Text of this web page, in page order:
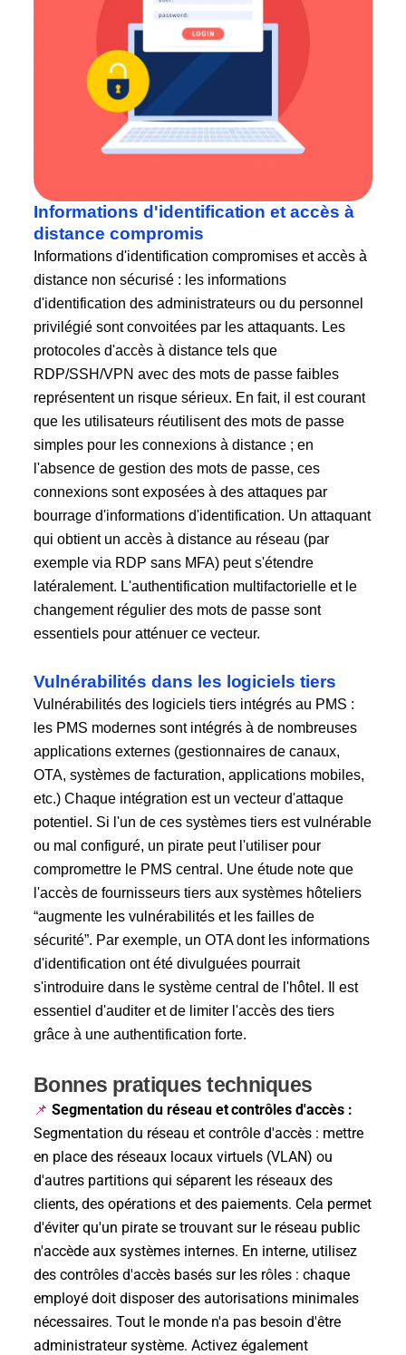
Informations d'identification et accès à
distance compromis
Informations d'identification compromises et accès à
distance non sécurisé : les informations
d'identification des administrateurs ou du personnel
privilégié sont convoitées par les attaquants. Les
protocoles d'accès à distance tels que
RDP/SSH/VPN avec des mots de passe faibles
représentent un risque sérieux. En fait, il est courant
que les utilisateurs réutilisent des mots de passe
simples pour les connexions à distance ; en
l'absence de gestion des mots de passe, ces
connexions sont exposées à des attaques par
bourrage d'informations d'identification. Un attaquant
qui obtient un accès à distance au réseau (par
exemple via RDP sans MFA) peut s'étendre
latéralement. L'authentification multifactorielle et le
changement régulier des mots de passe sont
essentiels pour atténuer ce vecteur.
Vulnérabilités dans les logiciels tiers
Vulnérabilités des logiciels tiers intégrés au PMS :
les PMS modernes sont intégrés à de nombreuses
applications externes (gestionnaires de canaux,
OTA, systèmes de facturation, applications mobiles,
etc.) Chaque intégration est un vecteur d'attaque
potentiel. Si l'un de ces systèmes tiers est vulnérable
ou mal configuré, un pirate peut l'utiliser pour
compromettre le PMS central. Une étude note que
l'accès de fournisseurs tiers aux systèmes hôteliers
“augmente les vulnérabilités et les failles de
sécurité”. Par exemple, un OTA dont les informations
d'identification ont été divulguées pourrait
s'introduire dans le système central de l'hôtel. Il est
essentiel d'auditer et de limiter l'accès des tiers
grâce à une authentification forte.
Bonnes pratiques techniques
📌 Segmentation du réseau et contrôles d'accès :
Segmentation du réseau et contrôle d'accès : mettre
en place des réseaux locaux virtuels (VLAN) ou
d'autres partitions qui séparent les réseaux des
clients, des opérations et des paiements. Cela permet
d'éviter qu'un pirate se trouvant sur le réseau public
n'accède aux systèmes internes. En interne, utilisez
des contrôles d'accès basés sur les rôles : chaque
employé doit disposer des autorisations minimales
nécessaires. Tout le monde n'a pas besoin d'être
administrateur système. Activez également